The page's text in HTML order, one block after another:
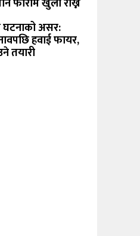
घटनाको असर:
हवाई फायर,
तयारी